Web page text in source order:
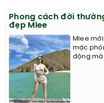
Phong cách đời
đẹp Mlee
Mlee
mặc
động mà